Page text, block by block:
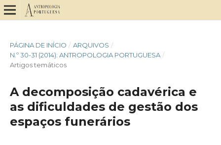
PÁGINA DE INÍCIO / ARQUIVOS /
N.º 30-31 (2014): ANTROPOLOGIA PORTUGUESA /
Artigos temáticos
A decomposição cadavérica e
as dificuldades de gestão dos
espaços funerários